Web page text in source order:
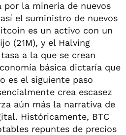
por la minería de nuevos
el suministro de nuevos
es un activo con un
(21M), y el Halving
a la que se crean
básica dictaría que
es el siguiente paso
crea escasez
aún más la narrativa de
Históricamente, BTC
repuntes de precios